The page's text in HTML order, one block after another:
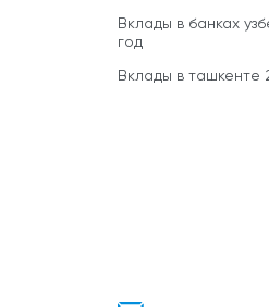
Вклады в банках
год
Вклады в ташкенте